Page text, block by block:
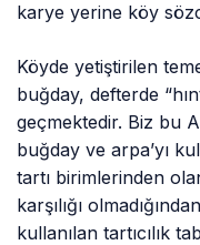
karye yerine köy
Köyde yetiştirilen
buğday, defterde
geçmektedir. Biz bu
buğday ve arpa’yı
tartı birimlerinden
karşılığı
kullanılan tartıcılık